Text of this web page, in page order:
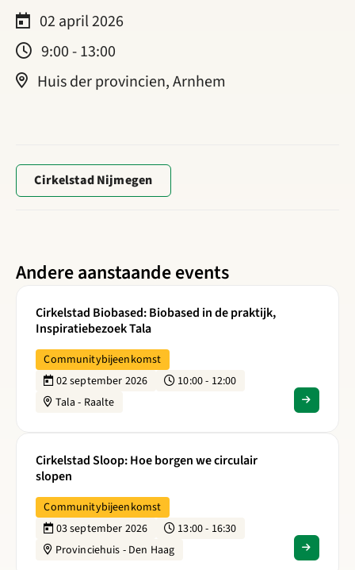
02 april 2026
9:00 - 13:00
Huis der provincien, Arnhem
Cirkelstad Nijmegen
Andere aanstaande events
Cirkelstad Biobased: Biobased in de praktijk,
Inspiratiebezoek Tala
Communitybijeenkomst
02 september 2026
10:00 - 12:00
Tala - Raalte
Lees meer over Cirkelstad Biobased: Biobased in de
Cirkelstad Sloop: Hoe borgen we circulair
slopen
Communitybijeenkomst
03 september 2026
13:00 - 16:30
Provinciehuis - Den Haag